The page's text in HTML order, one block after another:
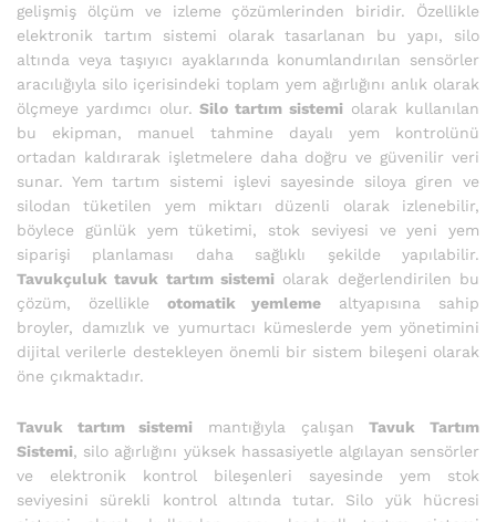
gelişmiş ölçüm ve izleme çözümlerinden biridir. Özellikle
elektronik tartım sistemi olarak tasarlanan bu yapı, silo
altında veya taşıyıcı ayaklarında konumlandırılan sensörler
aracılığıyla silo içerisindeki toplam yem ağırlığını anlık olarak
ölçmeye yardımcı olur. Silo tartım sistemi olarak kullanılan
bu ekipman, manuel tahmine dayalı yem kontrolünü
ortadan kaldırarak işletmelere daha doğru ve güvenilir veri
sunar. Yem tartım sistemi işlevi sayesinde siloya giren ve
silodan tüketilen yem miktarı düzenli olarak izlenebilir,
böylece günlük yem tüketimi, stok seviyesi ve yeni yem
siparişi planlaması daha sağlıklı şekilde yapılabilir.
Tavukçuluk tavuk tartım sistemi olarak değerlendirilen bu
çözüm, özellikle otomatik yemleme altyapısına sahip
broyler, damızlık ve yumurtacı kümeslerde yem yönetimini
dijital verilerle destekleyen önemli bir sistem bileşeni olarak
öne çıkmaktadır.
Tavuk tartım sistemi mantığıyla çalışanTavuk Tartım
Sistemi, silo ağırlığını yüksek hassasiyetle algılayan sensörler
ve elektronik kontrol bileşenleri sayesinde yem stok
seviyesini sürekli kontrol altında tutar. Silo yük hücresi